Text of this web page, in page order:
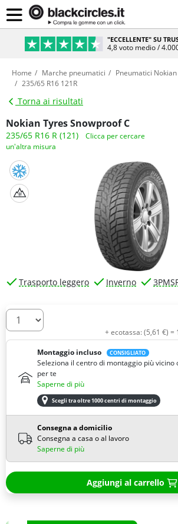
"ECCELLENTE" SU
4,8 voto medio /
Home Marche pneumatici Pneumatici
235/65 R16 121R
Torna ai risultati
Nokian Tyres Snowproof C
235/65 R16 R (121)
Clicca per cercare
un'altra misura
Trasporto leggero Inverno
Quantità
+ ecotassa: (5,61 €) =
Montaggio incluso
CONSIGLIATO
Seleziona il centro di montaggio più vicino
per te
Saperne di più
Scegli tra oltre 1000 centri di montaggio
Consegna a domicilio
Consegna a casa o al lavoro
Saperne di più
Aggiungi al carrello